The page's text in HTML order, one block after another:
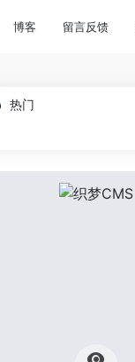
博客 留言反馈
热门